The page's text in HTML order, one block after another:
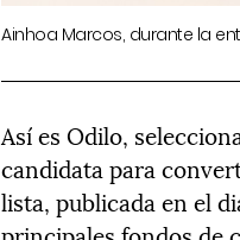
Ainhoa Marcos, durante la
Así es Odilo,
candidata para
lista, publicada en el